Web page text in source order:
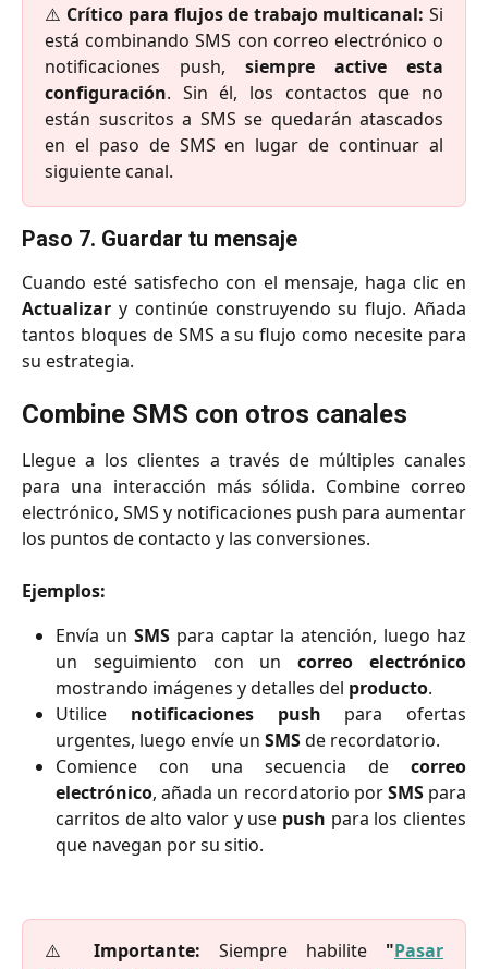
⚠️ Crítico para flujos de trabajo multicanal: Si
está combinando SMS con correo electrónico o
notificaciones push, siempre active esta
configuración. Sin él, los contactos que no
están suscritos a SMS se quedarán atascados
en el paso de SMS en lugar de continuar al
siguiente canal.
Paso 7. Guardar tu mensaje
Cuando esté satisfecho con el mensaje, haga clic en
Actualizar y continúe construyendo su flujo. Añada
tantos bloques de SMS a su flujo como necesite para
su estrategia.
Combine SMS con otros canales
Llegue a los clientes a través de múltiples canales
para una interacción más sólida. Combine correo
electrónico, SMS y notificaciones push para aumentar
los puntos de contacto y las conversiones.
Ejemplos:
Envía un SMSpara captar la atención, luego haz
un seguimiento con uncorreo electrónico
mostrando imágenes y detalles del producto.
Utilice notificaciones push para ofertas
urgentes, luego envíe un SMSde recordatorio.
Comience con una secuencia de correo
electrónico, añada un recordatorio porSMSpara
carritos de alto valor y use push para los clientes
que navegan por su sitio.
⚠️ Importante: Siempre habilite "Pasar